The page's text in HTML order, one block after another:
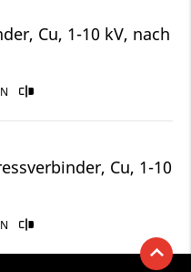
Cu, 1-10 kV, nach
Cu, 1-10